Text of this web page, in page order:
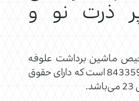
ذرت نو و
ماشین برداشت علوفه
سبز (چاپر) خودرو برابر 84335920 است که دارای حقوق